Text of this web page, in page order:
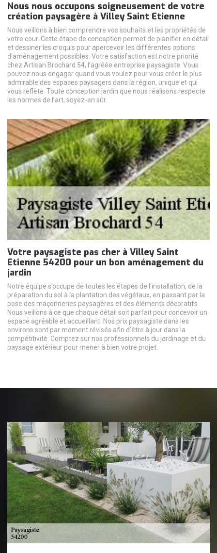
Nous nous occupons soigneusement de votre
création paysagère à Villey Saint Etienne
Nous veillons à bien comprendre vos souhaits et les propriétés de
votre cour. Cette étape de conception permet de planifier en détail
et dessiner les croquis pour apercevoir les différentes options
d'aménagement possibles. Votre satisfaction est notre priorité
chez Artisan Brochard 54, l’agréée entreprise paysagiste. Vous
pouvez nous engager quand vous voulez pour vous créer le plus
admirable des espaces paysagers dans la région, unique et qui
vous reflète. Toute conception jardin que nous réalisons respecte
les normes de l’art, soyez-en sûr.
Votre paysagiste pas cher à Villey Saint
Etienne 54200 pour un bon aménagement du
jardin
Notre équipe s’occupe de toutes les étapes de l'installation, de la
préparation du sol à la plantation des végétaux, en passant par la
pose des maçonneries paysagères et des éléments décoratifs.
Nous veillons à ce que chaque détail soit parfait pour concevoir un
espace agréable et accueillant. Nos prix paysagiste dans les
environs sont par moment révisés afin d’être à jour dans la
compétitivité. Comptez sur nos professionnels du jardinage et du
paysage extérieur pour mener à bien votre projet.